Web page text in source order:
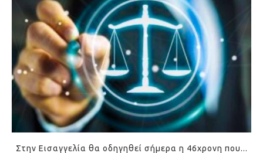
Στην Εισαγγελία θα οδηγηθεί σήμερα η 46χρονη που...